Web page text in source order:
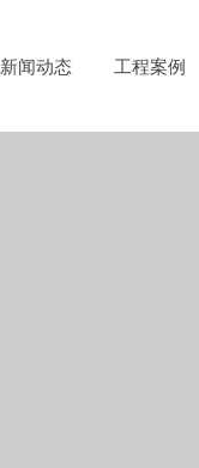
新闻动态 工程案例